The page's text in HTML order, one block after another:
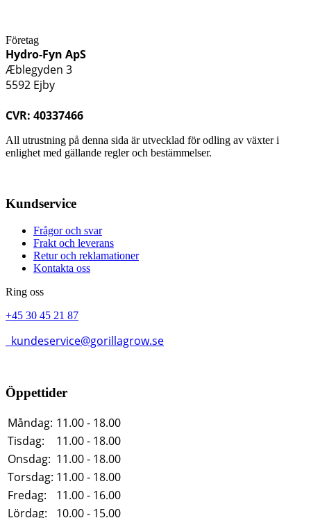
Företag
Hydro-Fyn ApS
Æblegyden 3
5592 Ejby
CVR: 40337466
All utrustning på denna sida är utvecklad för odling av växter i
enlighet med gällande regler och bestämmelser.
Kundservice
Frågor och svar
Frakt och leverans
Retur och reklamationer
Kontakta oss
Ring oss
+45 30 45 21 87
kundeservice@gorillagrow.se
Öppettider
Måndag: 11.00 - 18.00
Tisdag:
11.00 - 18.00
Onsdag: 11.00 - 18.00
Torsdag: 11.00 - 18.00
Fredag:
11.00 - 16.00
Lördag:
10.00 - 15.00